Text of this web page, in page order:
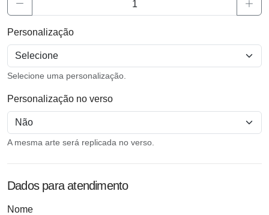
Personalização
Selecione uma personalização.
Personalização no verso
A mesma arte será replicada no verso.
Dados para atendimento
Nome